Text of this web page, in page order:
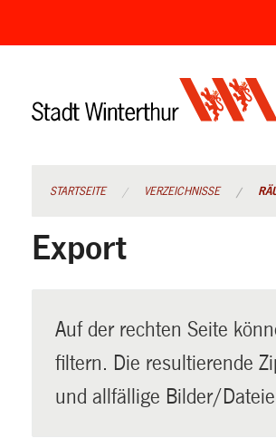
überspringen
STARTSEITE VERZEICHNISSE
Export
Auf der rechten Seite
filtern. Die resultierende
und allfällige Bilder/